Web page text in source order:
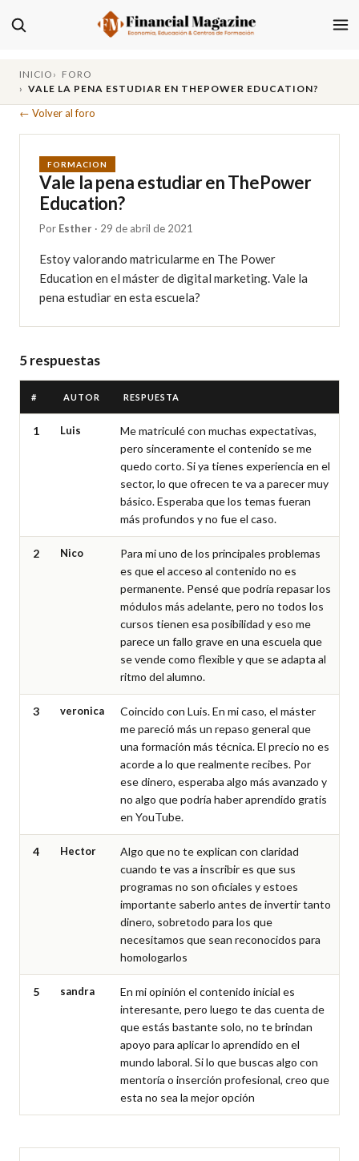
INICIO
FORO
VALE LA PENA ESTUDIAR EN THEPOWER EDUCATION?
← Volver al foro
FORMACION
Vale la pena estudiar en ThePower
Education?
Por Esther · 29 de abril de 2021
Estoy valorando matricularme en The Power
Education en el máster de digital marketing. Vale la
pena estudiar en esta escuela?
5 respuestas
# AUTOR RESPUESTA
1 Luis
Me matriculé con muchas expectativas,
pero sinceramente el contenido se me
quedo corto. Si ya tienes experiencia en el
sector, lo que ofrecen te va a parecer muy
básico. Esperaba que los temas fueran
más profundos y no fue el caso.
2 Nico
Para mi uno de los principales problemas
es que el acceso al contenido no es
permanente. Pensé que podría repasar los
módulos más adelante, pero no todos los
cursos tienen esa posibilidad y eso me
parece un fallo grave en una escuela que
se vende como flexible y que se adapta al
ritmo del alumno.
3 veronica
Coincido con Luis. En mi caso, el máster
me pareció más un repaso general que
una formación más técnica. El precio no es
acorde a lo que realmente recibes. Por
ese dinero, esperaba algo más avanzado y
no algo que podría haber aprendido gratis
en YouTube.
4 Hector
Algo que no te explican con claridad
cuando te vas a inscribir es que sus
programas no son oficiales y estoes
importante saberlo antes de invertir tanto
dinero, sobretodo para los que
necesitamos que sean reconocidos para
homologarlos
5 sandra
En mi opinión el contenido inicial es
interesante, pero luego te das cuenta de
que estás bastante solo, no te brindan
apoyo para aplicar lo aprendido en el
mundo laboral. Si lo que buscas algo con
mentoría o inserción profesional, creo que
esta no sea la mejor opción